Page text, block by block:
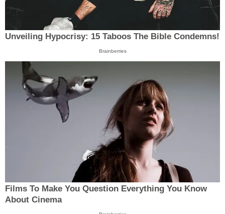
Unveiling Hypocrisy: 15 Taboos The Bible Condemns!
Brainberries
Films To Make You Question Everything You Know
About Cinema